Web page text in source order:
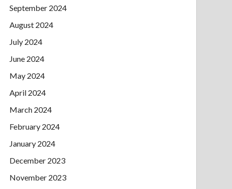
September 2024
August 2024
July 2024
June 2024
May 2024
April 2024
March 2024
February 2024
January 2024
December 2023
November 2023